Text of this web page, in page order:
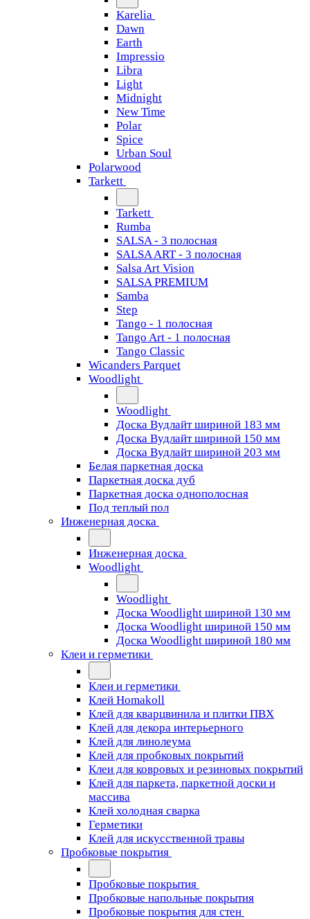
Karelia
Dawn
Earth
Impressio
Libra
Light
Midnight
New Time
Polar
Spice
Urban Soul
Polarwood
Tarkett
Tarkett
Rumba
SALSA - 3 полосная
SALSA ART - 3 полосная
Salsa Art Vision
SALSA PREMIUM
Samba
Step
Tango - 1 полосная
Tango Art - 1 полосная
Tango Classiс
Wicanders Parquet
Woodlight
Woodlight
Доска Вудлайт шириной 183 мм
Доска Вудлайт шириной 150 мм
Доска Вудлайт шириной 203 мм
Белая паркетная доска
Паркетная доска дуб
Паркетная доска однополосная
Под теплый пол
Инженерная доска
Инженерная доска
Woodlight
Woodlight
Доска Woodlight шириной 130 мм
Доска Woodlight шириной 150 мм
Доска Woodlight шириной 180 мм
Клеи и герметики
Клеи и герметики
Клей Homakoll
Клей для кварцвинила и плитки ПВХ
Клей для декора интерьерного
Клей для линолеума
Клей для пробковых покрытий
Клеи для ковровых и резиновых покрытий
Клей для паркета, паркетной доски и
массива
Клей холодная сварка
Герметики
Клей для искусственной травы
Пробковые покрытия
Пробковые покрытия
Пробковые напольные покрытия
Пробковые покрытия для стен